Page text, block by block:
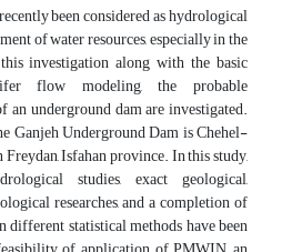
been considered as hydrological
of water resources, especially in the
investigation along with the basic
flow modeling, the probable
underground dam are investigated.
Ganjeh Underground Dam is Chehel-
Isfahan province. In this study,
studies, exact geological,
researches, and a completion of
different statistical methods have been